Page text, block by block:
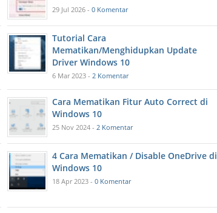
29 Jul 2026 -0 Komentar
Tutorial Cara
Mematikan/Menghidupkan Update
Driver Windows 10
6 Mar 2023 -2 Komentar
Cara Mematikan Fitur Auto Correct di
Windows 10
25 Nov 2024 -2 Komentar
4 Cara Mematikan / Disable OneDrive di
Windows 10
18 Apr 2023 -0 Komentar